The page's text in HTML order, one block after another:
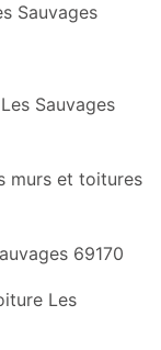
Sauvages
Sauvages
murs et toitures
69170
Les